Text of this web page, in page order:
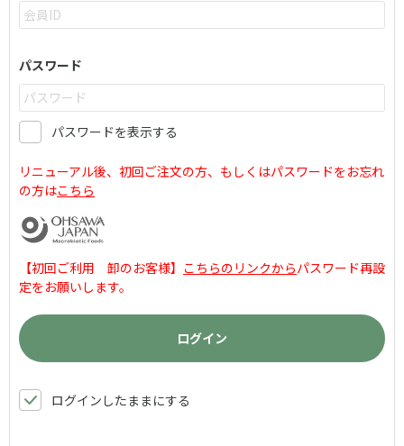
パスワード
パスワードを表示する
リニューアル後、初回ご注文の方、もしくはパスワードをお忘れ
の方はこちら
【初回ご利用 卸のお客様】 こちらのリンクからパスワード再設
定をお願いします。
ログインしたままにする